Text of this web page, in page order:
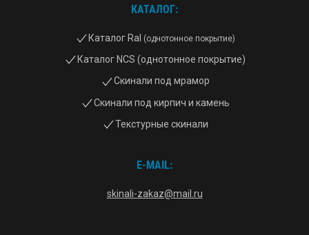
КАТАЛОГ:
Каталог Ral (однотонное покрытие)
Каталог NCS (однотонное покрытие)
Скинали под мрамор
Скинали под кирпич и камень
Текстурные скинали
E-MAIL:
skinali-zakaz@mail.ru